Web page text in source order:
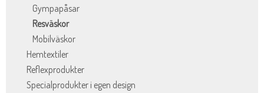
Gympapåsar
Resväskor
Mobilväskor
Hemtextiler
Reflexprodukter
Specialprodukter i egen design